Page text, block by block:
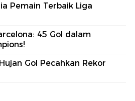
Pemain Terbaik Liga
45 Gol dalam
Gol Pecahkan Rekor